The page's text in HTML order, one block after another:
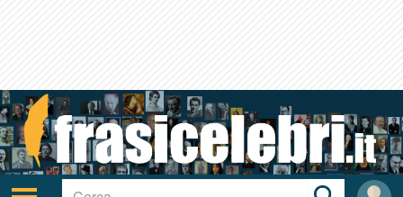
Attiva/disattiva
User
Toggle
search
bar